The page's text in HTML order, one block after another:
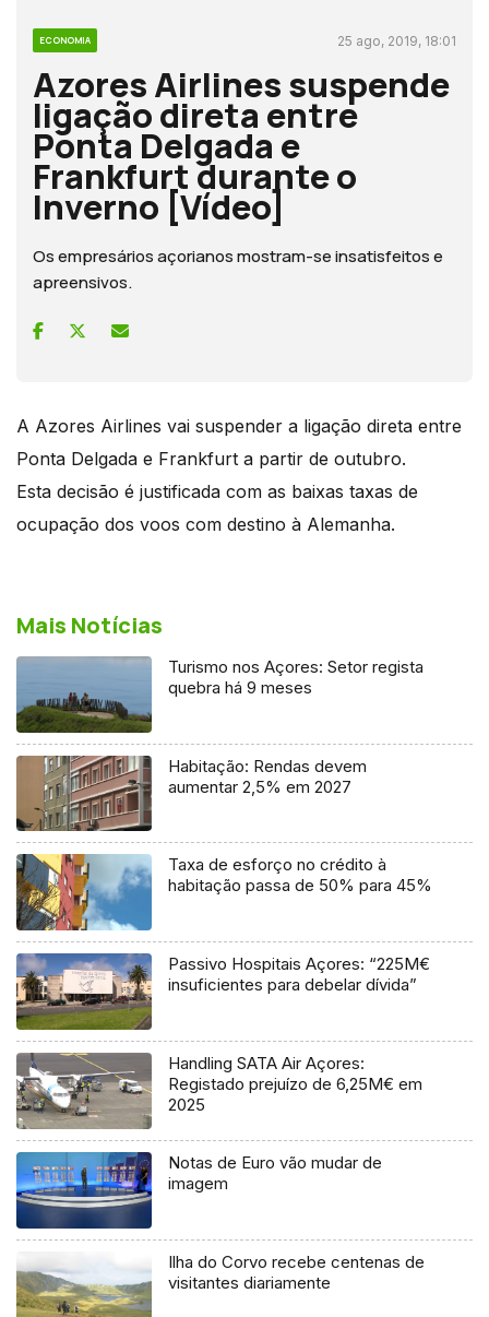
ECONOMIA 25 ago, 2019, 18:01
Azores Airlines suspende
ligação direta entre
Ponta Delgada e
Frankfurt durante o
Inverno [Vídeo]
Os empresários açorianos mostram-se insatisfeitos e
apreensivos.
A Azores Airlines vai suspender a ligação direta entre
Ponta Delgada e Frankfurt a partir de outubro.
Esta decisão é justificada com as baixas taxas de
ocupação dos voos com destino à Alemanha.
Mais Notícias
Turismo nos Açores: Setor regista
quebra há 9 meses
Habitação: Rendas devem
aumentar 2,5% em 2027
Taxa de esforço no crédito à
habitação passa de 50% para 45%
Passivo Hospitais Açores: “225M€
insuficientes para debelar dívida”
Handling SATA Air Açores:
Registado prejuízo de 6,25M€ em
2025
Notas de Euro vão mudar de
imagem
Ilha do Corvo recebe centenas de
visitantes diariamente